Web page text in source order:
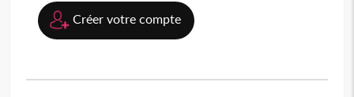
Créer votre compte